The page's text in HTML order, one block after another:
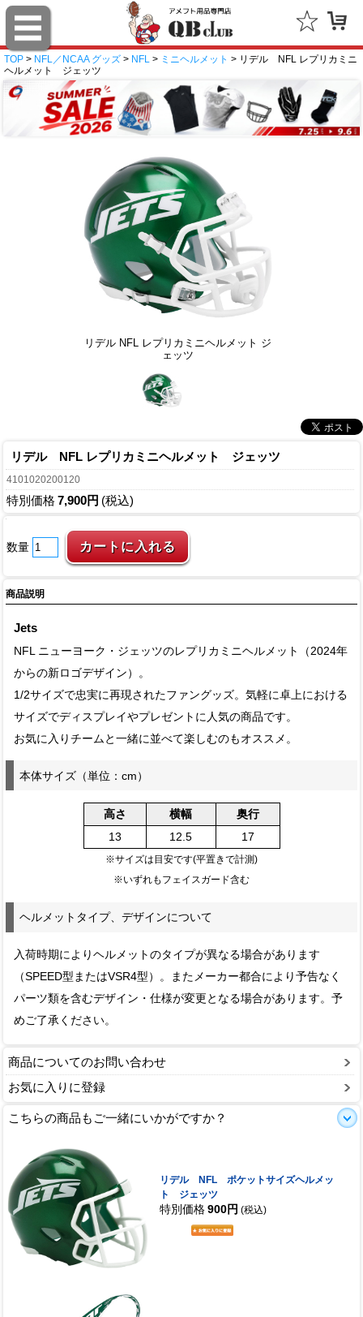
TOP > NFL／NCAA グッズ > NFL > ミニヘルメット > リデル NFL レプリカミニ
ヘルメット ジェッツ
リデル NFL レプリカミニヘルメット ジ
ェッツ
リデル NFL レプリカミニヘルメット ジェッツ
4101020200120
特別価格 7,900円 (税込)
数量
商品説明
Jets
NFL ニューヨーク・ジェッツのレプリカミニヘルメット（2024年
からの新ロゴデザイン）。
1/2サイズで忠実に再現されたファングッズ。気軽に卓上における
サイズでディスプレイやプレゼントに人気の商品です。
お気に入りチームと一緒に並べて楽しむのもオススメ。
本体サイズ（単位：cm）
高さ 横幅
奥行
13
12.5 17
※サイズは目安です(平置きで計測)
※いずれもフェイスガード含む
ヘルメットタイプ、デザインについて
入荷時期によりヘルメットのタイプが異なる場合があります
（SPEED型またはVSR4型）。またメーカー都合により予告なく
パーツ類を含むデザイン・仕様が変更となる場合があります。予
めご了承ください。
商品についてのお問い合わせ
お気に入りに登録
こちらの商品もご一緒にいかがですか？
リデル NFL ポケットサイズヘルメッ
ト ジェッツ
特別価格 900円 (税込)